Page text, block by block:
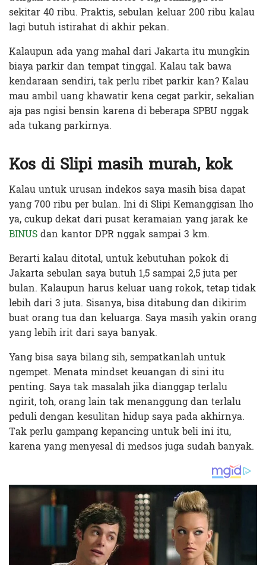
sekitar 40 ribu. Praktis, sebulan keluar 200 ribu kalau
lagi butuh istirahat di akhir pekan.
Kalaupun ada yang mahal dari Jakarta itu mungkin
biaya parkir dan tempat tinggal. Kalau tak bawa
kendaraan sendiri, tak perlu ribet parkir kan? Kalau
mau ambil uang khawatir kena cegat parkir, sekalian
aja pas ngisi bensin karena di beberapa SPBU nggak
ada tukang parkirnya.
Kos di Slipi masih murah, kok
Kalau untuk urusan indekos saya masih bisa dapat
yang 700 ribu per bulan. Ini di Slipi Kemanggisan lho
ya, cukup dekat dari pusat keramaian yang jarak ke
BINUSdan kantor DPR nggak sampai 3 km.
Berarti kalau ditotal, untuk kebutuhan pokok di
Jakarta sebulan saya butuh 1,5 sampai 2,5 juta per
bulan. Kalaupun harus keluar uang rokok, tetap tidak
lebih dari 3 juta. Sisanya, bisa ditabung dan dikirim
buat orang tua dan keluarga. Saya masih yakin orang
yang lebih irit dari saya banyak.
Yang bisa saya bilang sih, sempatkanlah untuk
ngempet. Menata mindset keuangan di sini itu
penting. Saya tak masalah jika dianggap terlalu
ngirit, toh, orang lain tak menanggung dan terlalu
peduli dengan kesulitan hidup saya pada akhirnya.
Tak perlu gampang kepancing untuk beli ini itu,
karena yang menyesal di medsos juga sudah banyak.